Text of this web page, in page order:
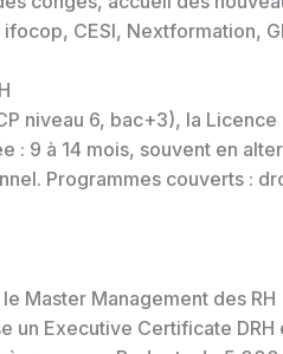
CESI, Nextformation,
niveau 6, bac+3), la
9 à 14 mois, souvent en
Programmes couverts :
Master Management des
un Executive Certificate